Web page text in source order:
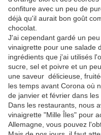
confiture avec un peu de
déjà qu'il aurait bon goût
chocolat.
J'ai cependant gardé un
vinaigrette pour une salade
ingrédients que j'ai utilisés
sucre, sel et poivre et un
une saveur délicieuse,
les temps avant Corona où
de janvier et février dans les
Dans les restaurants, nous
vinaigrette "Mille Îles" pour
Allemagne, vous pouvez